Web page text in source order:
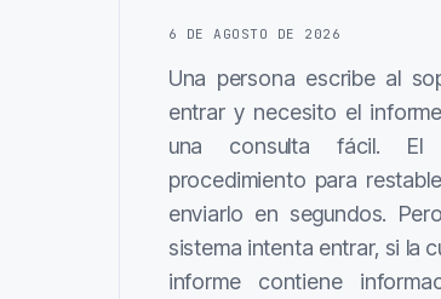
6 DE AGOSTO DE 2026
Una persona escribe al
entrar y necesito el
una consulta fácil. El
procedimiento para
enviarlo en segundos.
sistema intenta entrar, si la
informe contiene